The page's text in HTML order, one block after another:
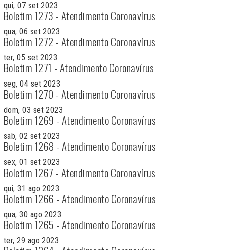
qui, 07 set 2023
Boletim 1273 - Atendimento Coronavírus
qua, 06 set 2023
Boletim 1272 - Atendimento Coronavírus
ter, 05 set 2023
Boletim 1271 - Atendimento Coronavírus
seg, 04 set 2023
Boletim 1270 - Atendimento Coronavírus
dom, 03 set 2023
Boletim 1269 - Atendimento Coronavírus
sab, 02 set 2023
Boletim 1268 - Atendimento Coronavírus
sex, 01 set 2023
Boletim 1267 - Atendimento Coronavírus
qui, 31 ago 2023
Boletim 1266 - Atendimento Coronavírus
qua, 30 ago 2023
Boletim 1265 - Atendimento Coronavírus
ter, 29 ago 2023